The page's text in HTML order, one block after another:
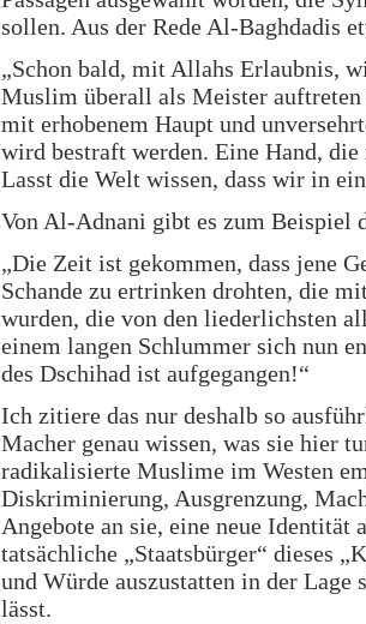
sollen. Aus der Rede Al-Baghdadis
„Schon bald, mit Allahs Erlaubnis,
Muslim überall als Meister
mit erhobenem Haupt und
wird bestraft werden. Eine Hand,
Lasst die Welt wissen, dass wir in
Von Al-Adnani gibt es zum Beispiel
„Die Zeit ist gekommen, dass jene
Schande zu ertrinken drohten, die
wurden, die von den liederlichsten
einem langen Schlummer sich nun
des Dschihad ist aufgegangen!“
Ich zitiere das nur deshalb so
Macher genau wissen, was sie hier
radikalisierte Muslime im Westen
Diskriminierung, Ausgrenzung,
Angebote an sie, eine neue Identität
tatsächliche „Staatsbürger“ dieses
und Würde auszustatten in der Lage
lässt.